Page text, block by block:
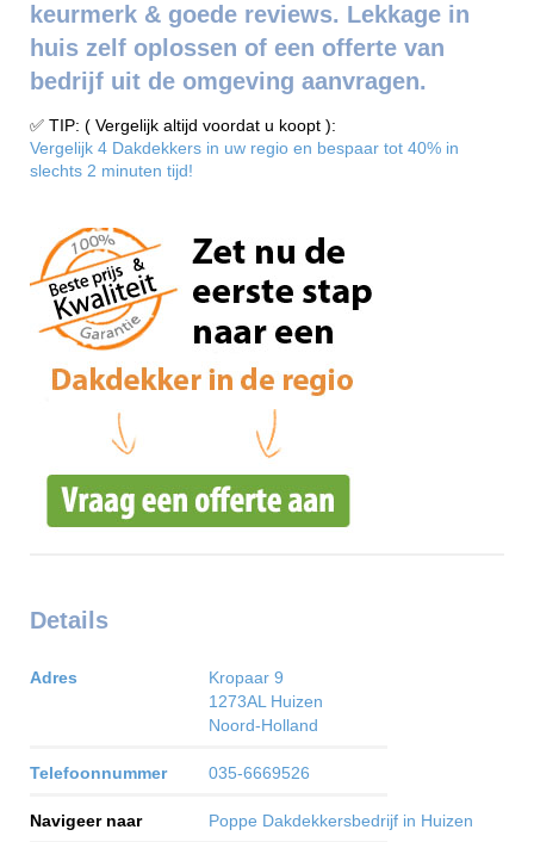
keurmerk & goede reviews. Lekkage in
huis zelf oplossen of een offerte van
bedrijf uit de omgeving aanvragen.
✅ TIP: ( Vergelijk altijd voordat u koopt ):
Vergelijk 4 Dakdekkers in uw regio en bespaar tot 40% in
slechts 2 minuten tijd!
Details
Adres
Kropaar 9
1273AL Huizen
Noord-Holland
Telefoonnummer 035-6669526
Navigeer naar Poppe Dakdekkersbedrijf in Huizen